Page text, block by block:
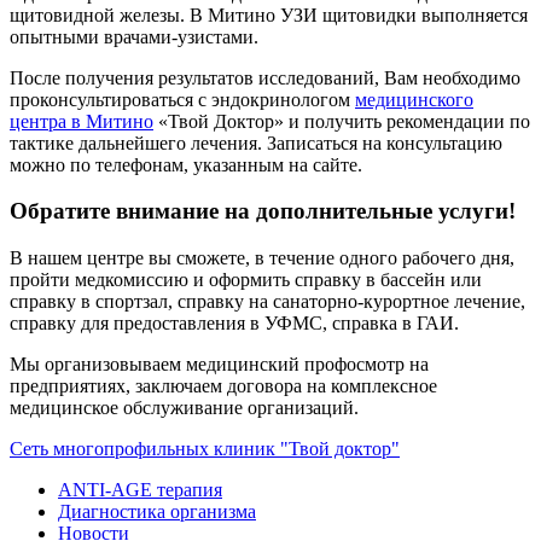
щитовидной железы. В Митино УЗИ щитовидки выполняется
опытными врачами-узистами.
После получения результатов исследований, Вам необходимо
проконсультироваться с эндокринологом медицинского
центра в Митино «Твой Доктор» и получить рекомендации по
тактике дальнейшего лечения. Записаться на консультацию
можно по телефонам, указанным на сайте.
Обратите внимание на дополнительные услуги!
В нашем центре вы сможете, в течение одного рабочего дня,
пройти медкомиссию и оформить справку в бассейн или
справку в спортзал, справку на санаторно-курортное лечение,
справку для предоставления в УФМС, справка в ГАИ.
Мы организовываем медицинский профосмотр на
предприятиях, заключаем договора на комплексное
медицинское обслуживание организаций.
Сеть многопрофильных клиник "Твой доктор"
ANTI-AGE терапия
Диагностика организма
Новости